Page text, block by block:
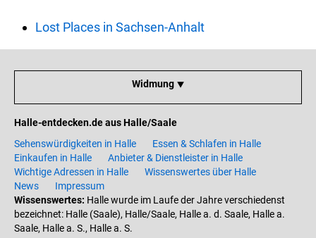
Lost Places in Sachsen-Anhalt
Widmung ⯆
Halle-entdecken.de aus Halle/Saale
Sehenswürdigkeiten in Halle
Essen & Schlafen in Halle
Einkaufen in Halle
Anbieter & Dienstleister in Halle
Wichtige Adressen in Halle
Wissenswertes über Halle
News
Impressum
Wissenswertes: Halle wurde im Laufe der Jahre verschiedenst
bezeichnet: Halle (Saale), Halle/Saale, Halle a. d. Saale, Halle a.
Saale, Halle a. S., Halle a. S.